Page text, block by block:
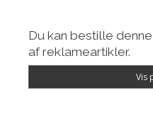
Du kan bestille
af reklameartikler.
Vis